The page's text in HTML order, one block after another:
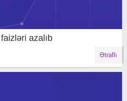
azalıb
Ətraflı